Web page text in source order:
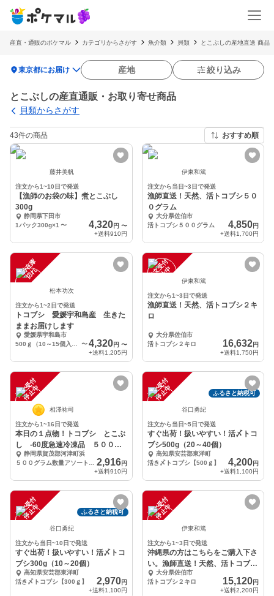
産直・通販のポケマル カテゴリからさがす 魚介類 貝類 とこぶしの産地直送 商品
location_on東京都にお届け 産地 絞り込み
とこぶしの産直通販・お取り寄せ商品
貝類からさがす
43件の商品 おすすめ順
藤井美帆
注文から1~10日で発送
【漁師のお袋の味】煮とこぶし
300g
静岡県下田市
1パック300g×1 〜 4,320円 〜
+送料910円
伊東和篤
注文から当日~3日で発送
漁師直送！天然、活トコブシ５０
０グラム
大分県佐伯市
活トコブシ５００グラム
4,850円
+送料1,700円
一
時
在
庫
切
れ
松本功次
注文から1~2日で発送
トコブシ 愛媛宇和島産 生きた
ままお届けします
愛媛県宇和島市
〜 4,320円 〜
+送料1,205円
注
文
受
付
停
止
中 伊東和篤
注文から1~3日で発送
漁師直送！天然、活トコブシ２キ
ロ
大分県佐伯市
活トコブシ２キロ
16,632円
+送料1,750円
注
文
受
付
停
止
中
相澤祐司
注文から1~16日で発送
本日の１点物！トコブシ とこぶ
し -60度急速冷凍品 ５００グ
ラム静岡県賀茂郡河津町浜
2,916円
+送料910円
注
文
受
付
停
止
中 ふるさと納税可
谷口勇紀
注文から当日~5日で発送
すぐ出荷！扱いやすい！活〆トコ
ブシ500g（20～40個）
高知県安芸郡東洋町
活き〆トコブシ【500ｇ】
4,200円
+送料1,100円
注
文
受
付
停
止
中 ふるさと納税可
谷口勇紀
注文から当日~10日で発送
すぐ出荷！扱いやすい！活〆トコ
ブシ300g（10～20個）
高知県安芸郡東洋町
活き〆トコブシ【300ｇ】
2,970円
+送料1,100円
注
文
受
付
停
止
中
伊東和篤
注文から1~3日で発送
沖縄県の方はこちらをご購入下さ
い。漁師直送！天然、活トコブシ
２キロ
大分県佐伯市
活トコブシ２キロ
15,120円
+送料2,200円